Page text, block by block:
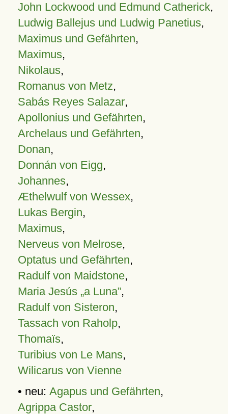
John Lockwood und Edmund Catherick,
Ludwig Ballejus und Ludwig Panetius,
Maximus und Gefährten,
Maximus,
Nikolaus,
Romanus von Metz,
Sabás Reyes Salazar,
Apollonius und Gefährten,
Archelaus und Gefährten,
Donan,
Donnán von Eigg,
Johannes,
Æthelwulf von Wessex,
Lukas Bergin,
Maximus,
Nerveus von Melrose,
Optatus und Gefährten,
Radulf von Maidstone,
Maria Jesús „a Luna”,
Radulf von Sisteron,
Tassach von Raholp,
Thomaïs,
Turibius von Le Mans,
Wilicarus von Vienne
• neu: Agapus und Gefährten,
Agrippa Castor,